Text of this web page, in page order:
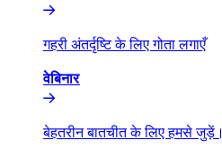
गहरी अंतर्दृष्टि के लिए गोता लगाएँ​​
वेबिनार​​
बेहतरीन बातचीत के लिए हमसे जुड़ें।​​